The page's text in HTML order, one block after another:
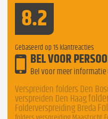
8.2
Gebaseerd op 15 klantreacties
BEL VOOR
Bel voor meer informatie
Verspreiden folders Den
verspreiden Den Haag
Folderverspreiding Breda
folders verspreiding Maastricht